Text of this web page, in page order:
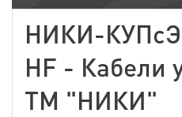
НИКИ-
HF - Кабели
ТМ "НИКИ"